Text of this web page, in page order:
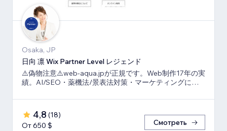
Osaka, JP
日向 凛 Wix Partner Level レジェンド
⚠️偽物注意⚠️web-aqua.jpが正規です。Web制作17年の実
績。AI/SEO・薬機法/景表法対策・マーケティングに強
4,8 (18)
От 650 $
Смотреть